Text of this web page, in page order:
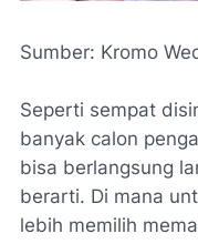
Sumber: Kromo
Seperti sempat
banyak calon
bisa berlangsung
berarti. Di mana
lebih memilih